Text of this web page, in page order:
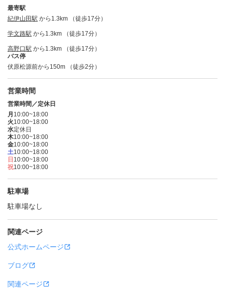
最寄駅
紀伊山田駅 から1.3km （徒歩17分）
学文路駅 から1.3km （徒歩17分）
高野口駅 から1.3km （徒歩17分）
バス停
伏原松源前から150m （徒歩2分）
営業時間
営業時間／定休日
月 10:00~18:00
火10:00~18:00
水定休日
木10:00~18:00
金10:00~18:00
土10:00~18:00
日 10:00~18:00
祝10:00~18:00
駐車場
駐車場なし
関連ページ
公式ホームページ
ブログ
関連ページ